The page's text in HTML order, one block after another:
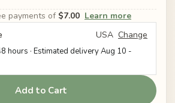
payments of $7.00 Learn more
USA Change
hours · Estimated deliveryAug 10 -
Add to Cart